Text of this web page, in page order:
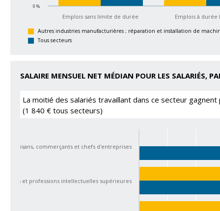
Emplois sans limite de durée Emplois à
0 %
Autres industries manufacturières ; réparation et installation de
Tous secteurs
SALAIRE MENSUEL NET MÉDIAN POUR LES SALARIÉS,
La moitié des salariés travaillant dans ce secteur
(1 840 € tous secteurs)
Artisans, commerçants et chefs d'entreprises
Cadres et professions intellectuelles supérieures